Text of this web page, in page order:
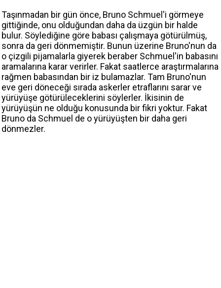
Taşınmadan bir gün önce, Bruno Schmuel'i görmeye
gittiğinde, onu olduğundan daha da üzgün bir halde
bulur. Söylediğine göre babası çalışmaya götürülmüş,
sonra da geri dönmemiştir. Bunun üzerine Bruno'nun da
o çizgili pijamalarla giyerek beraber Schmuel'in babasını
aramalarına karar verirler. Fakat saatlerce araştırmalarına
rağmen babasından bir iz bulamazlar. Tam Bruno'nun
eve geri döneceği sırada askerler etraflarını sarar ve
yürüyüşe götürüleceklerini söylerler. İkisinin de
yürüyüşün ne olduğu konusunda bir fikri yoktur. Fakat
Bruno da Schmuel de o yürüyüşten bir daha geri
dönmezler.